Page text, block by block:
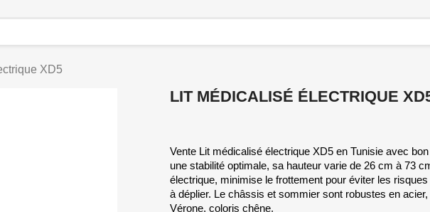
XD5
LIT MÉDICALISÉ ÉLECTRIQUE
Vente Lit médicalisé électrique XD5 en Tunisie avec
une stabilité optimale, sa hauteur varie de 26 cm à 73
électrique, minimise le frottement pour éviter les
à déplier. Le châssis et sommier sont robustes en
Vérone, coloris chêne.